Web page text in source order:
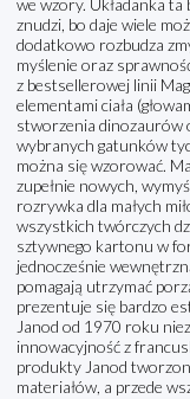
we wzory. Układanka ta
znudzi, bo daje wiele
dodatkowo rozbudza
myślenie oraz
z bestsellerowej linii
elementami ciała
stworzenia dinozaurów
wybranych gatunków
można się wzorować.
zupełnie nowych,
rozrywka dla małych
wszystkich twórczych
sztywnego kartonu w
jednocześnie
pomagają utrzymać
prezentuje się bardzo
Janod od 1970 roku
innowacyjność z
produkty Janod
materiałów, a przede